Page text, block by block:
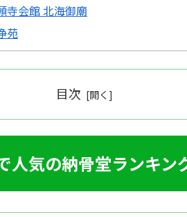
寺会館 北海御廟
苑
目次
人気の納骨堂ランキン